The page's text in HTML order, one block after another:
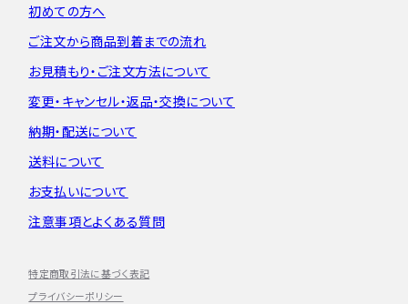
初めての方へ
ご注文から商品到着までの流れ
お見積もり・ ご注文方法について
変更・キャンセル・返品・交換について
納期・配送について
送料について
お支払いについて
注意事項とよくある質問
特定商取引法に基づく表記
プライバシーポリシー